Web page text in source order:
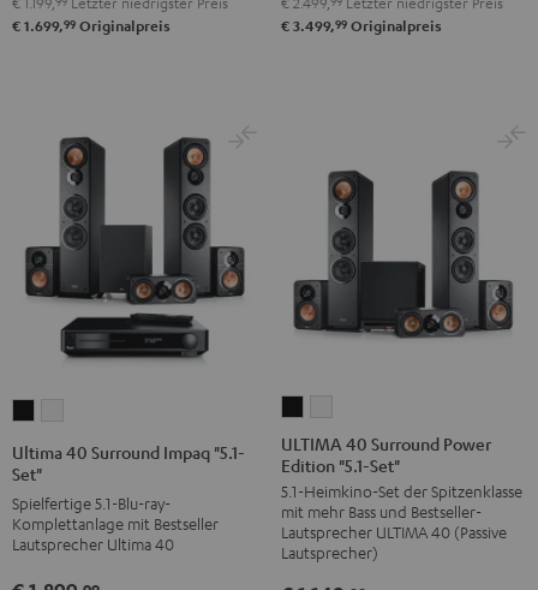
€ 1.699,99 Originalpreis
"5.1-
€ 3.499,99 Originalpreis
Surround
Impaq
"5.1-
Set"
Schwarz
Impaq
"5.1-
Set"
Weiß
Ultima 40 Surround Impaq "5.1-
Set"
Spielfertige 5.1-Blu-ray-
Komplettanlage mit Bestseller
Lautsprecher Ultima 40
40
Surround
Power
Edition
"5.1-
40
Surround
Power
Edition
"5.1-
ULTIMA 40 Surround Power
Edition "5.1-Set"
5.1-Heimkino-Set der Spitzenklasse
mit mehr Bass und Bestseller-
Lautsprecher ULTIMA 40 (Passive
Lautsprecher)